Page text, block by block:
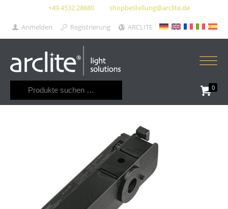
+49 4532 28680 shopbestellung@arclite.de
Anmelden Registrierung ARCLITE
0